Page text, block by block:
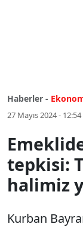
Haberler -
27 Mayıs 2024 - 12:54
tepkisi:
halimiz
Kurban